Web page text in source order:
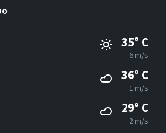
35° C
6 m/s
36° C
1 m/s
29° C
2 m/s